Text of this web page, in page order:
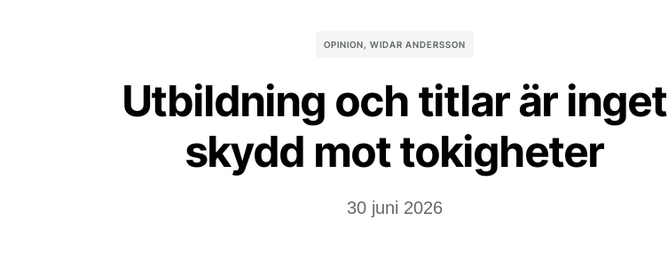
OPINION, WIDAR ANDERSSON
Utbildning och titlar är inget
skydd mot tokigheter
30 juni 2026